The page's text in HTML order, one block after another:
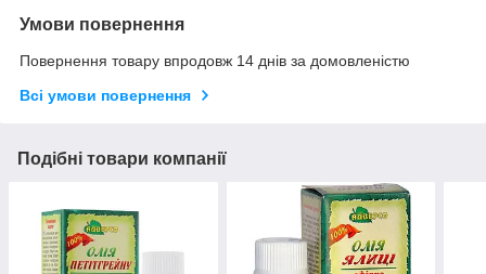
Умови повернення
Повернення товару впродовж 14 днів за домовленістю
Всі умови повернення
Подібні товари компанії